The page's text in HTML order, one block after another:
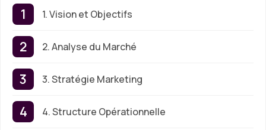
1. Vision et Objectifs
2. Analyse du Marché
3. Stratégie Marketing
4. Structure Opérationnelle